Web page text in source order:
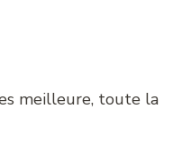
meilleure, toute la